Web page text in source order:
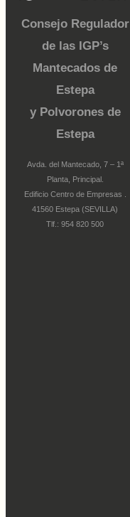
Consejo Regulador
de las IGP’s
Mantecados de
Estepa
y Polvorones de
Estepa
Avda. del Mantecado, 7 – 1ª
Planta, Principal.
Edificio Centro de Empresas .
41560 Estepa (SEVILLA)
Tlf.: 954 820 500